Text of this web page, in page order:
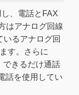
、電話とFAX
はアナログ回線
るアナログ回
す。さらに
できるだけ通話
話を使用してい